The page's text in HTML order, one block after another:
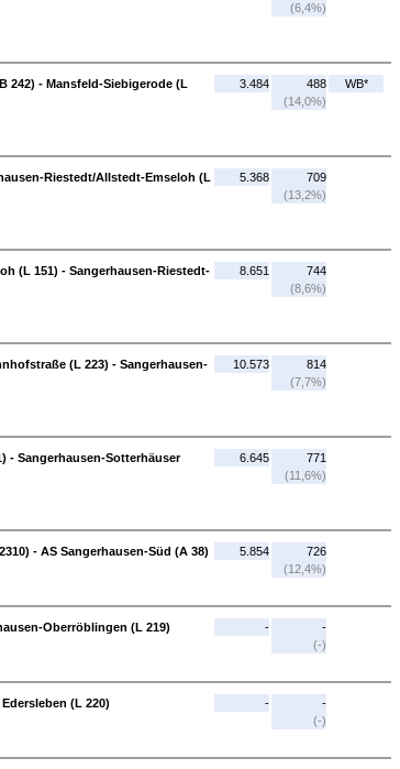
(6,4%)
242) - Mansfeld-Siebigerode (L
3.484
488
(14,0%)
WB*
Riestedt/Allstedt-Emseloh (L
5.368
709
(13,2%)
(L 151) - Sangerhausen-Riestedt-
8.651
744
(8,6%)
(L 223) - Sangerhausen-
10.573
814
(7,7%)
- Sangerhausen-Sotterhäuser
6.645
771
(11,6%)
- AS Sangerhausen-Süd (A 38)
5.854
726
(12,4%)
Oberröblingen (L 219)
-
-
(-)
(L 220)
-
-
(-)